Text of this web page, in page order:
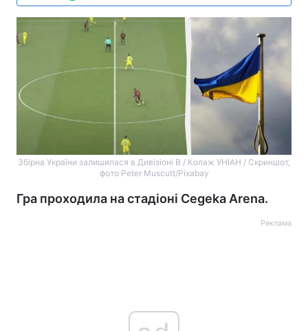
Збірна України залишилася в Дивізіоні B / Колаж УНІАН / Скриншот,
фото Peter Muscutt/Pixabay
Гра проходила на стадіоні Cegeka Arena.
Реклама